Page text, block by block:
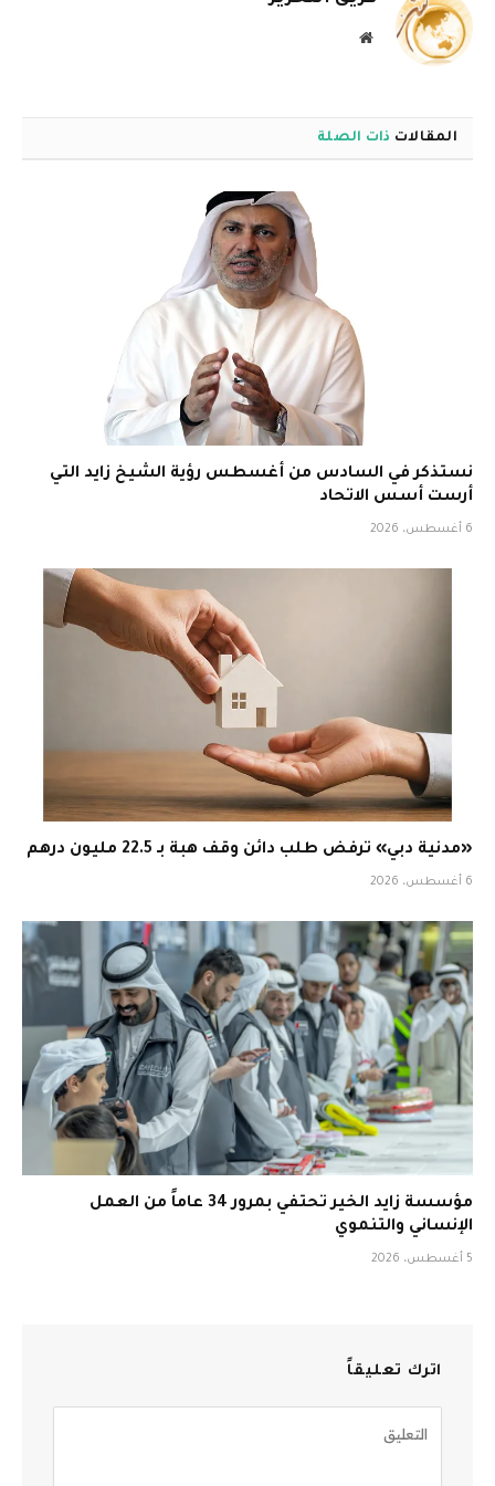
موقع
المقالات ذات الصلة
نستذكر في السادس من أغسطس رؤية الشيخ زايد التي
أرست أسس الاتحاد
6 أغسطس، 2026
«مدنية دبي» ترفض طلب دائن وقف هبة بـ 22.5 مليون درهم
6 أغسطس، 2026
مؤسسة زايد الخير تحتفي بمرور 34 عاماً من العمل
الإنساني والتنموي
5 أغسطس، 2026
اترك تعليقاً